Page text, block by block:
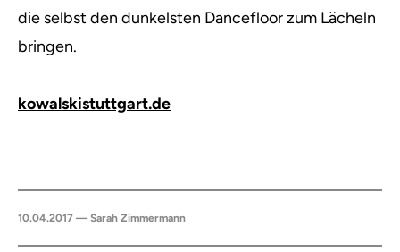
die selbst den dunkelsten Dancefloor zum Lächeln
bringen.
kowalskistuttgart.de
10.04.2017 — Sarah Zimmermann